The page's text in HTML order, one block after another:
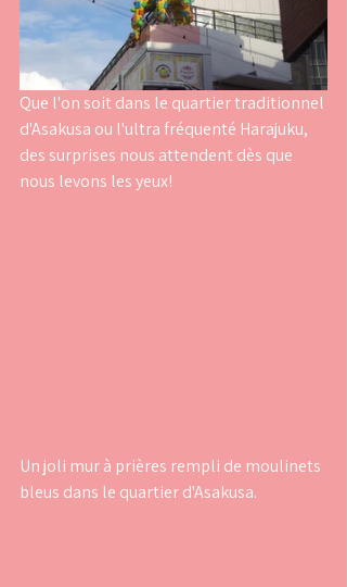
Que l'on soit dans le quartier traditionnel
d'Asakusa ou l'ultra fréquenté Harajuku,
des surprises nous attendent dès que
nous levons les yeux!
Un joli mur à prières rempli de moulinets
bleus dans le quartier d'Asakusa.